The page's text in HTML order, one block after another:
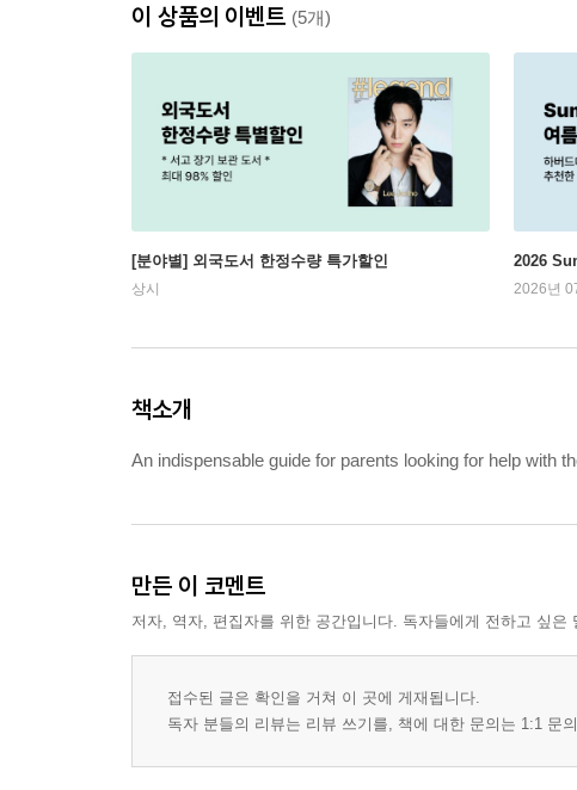
이 상품의 이벤트 (5개)
[분야별] 외국도서 한정수량 특가할인
상시
2026
2026년
책소개
An indispensable guide for parents looking for help with
만든 이 코멘트
저자, 역자, 편집자를 위한 공간입니다. 독자들에게 전하고 싶은
접수된 글은 확인을 거쳐 이 곳에 게재됩니다.
독자 분들의 리뷰는 리뷰 쓰기를, 책에 대한 문의는 1:1 문